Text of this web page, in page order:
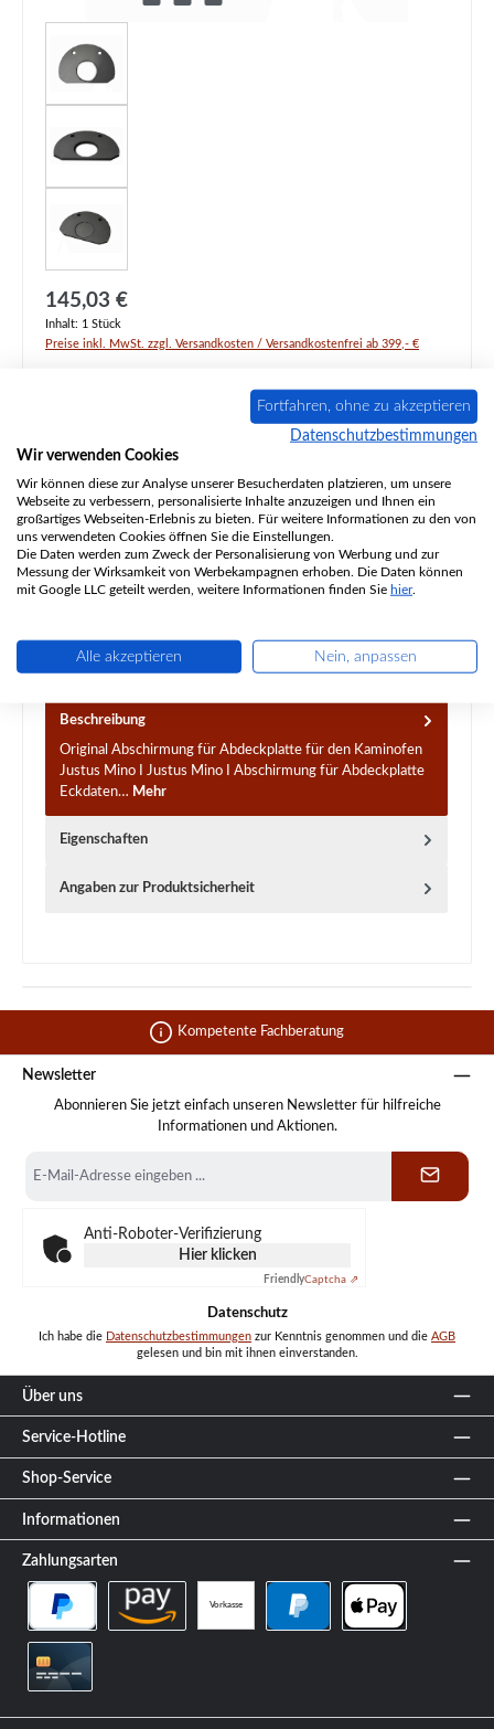
Regulärer Preis:
145,03 €
Inhalt: 1 Stück
Preise inkl. MwSt. zzgl. Versandkosten / Versandkostenfrei ab 399,- €
Produkt Anzahl: Gib den gewünschten Wert ein oder benutze die Schaltflächen um
In den Warenkorb
Zum Merkzettel hinzufügen
Frage zum Produkt
Beschreibung
Original Abschirmung für Abdeckplatte für den Kaminofen
Justus Mino I Justus Mino I Abschirmung für Abdeckplatte
Eckdaten… Mehr
Eigenschaften
Angaben zur Produktsicherheit
Kompetente Fachberatung
Newsletter
Abonnieren Sie jetzt einfach unseren Newsletter für hilfreiche
Informationen und Aktionen.
Mail-
Anti-Roboter-Verifizierung
Hier klicken
FriendlyCaptcha ⇗
Datenschutz
Ich habe die Datenschutzbestimmungen zur Kenntnis genommen und die AGB
gelesen und bin mit ihnen einverstanden.
Über uns
Service-Hotline
Shop-Service
Informationen
Zahlungsarten
Vorkasse
PayPal Später Bezahlen
Fortfahren, ohne zu akzeptieren
Datenschutzbestimmungen
Wir verwenden Cookies
Wir können diese zur Analyse unserer Besucherdaten platzieren, um unsere
Webseite zu verbessern, personalisierte Inhalte anzuzeigen und Ihnen ein
großartiges Webseiten-Erlebnis zu bieten. Für weitere Informationen zu den von
uns verwendeten Cookies öffnen Sie die Einstellungen.
Die Daten werden zum Zweck der Personalisierung von Werbung und zur
Messung der Wirksamkeit von Werbekampagnen erhoben. Die Daten können
mit Google LLC geteilt werden, weitere Informationen finden Sie hier.
Alle akzeptieren Nein, anpassen